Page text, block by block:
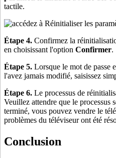
tactile.
Étape 4. Confirmez la
en choisissant l'option Confirmer.
Étape 5. Lorsque le mot de passe
l'avez jamais modifié, saisissez
Étape 6. Le processus de
Veuillez attendre que le processus
terminé, vous pouvez vendre le
problèmes du téléviseur ont été
Conclusion